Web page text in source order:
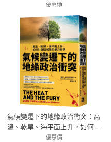
立的真相【2024年歐巴馬最愛圖
書】
優惠價
79折 474元
氣候變遷下的地緣政治衝突：高
溫、乾旱、海平面上升，如何引
發區域間的暴力紛爭
優惠價